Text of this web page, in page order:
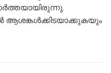
ആശങ്കൾക്കിടയാക്കുകയും